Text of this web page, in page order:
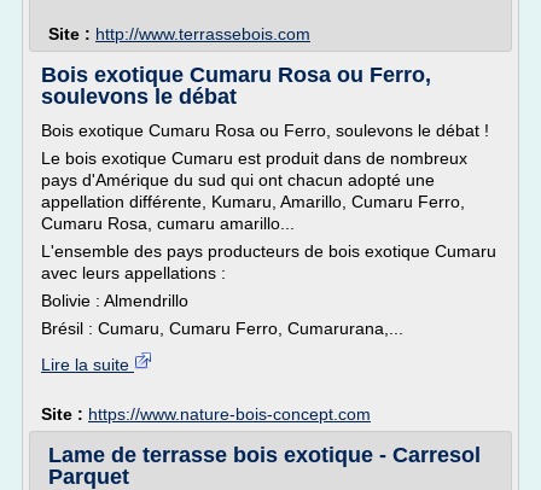
Site : http://www.terrassebois.com
Bois exotique Cumaru Rosa ou Ferro,
soulevons le débat
Bois exotique Cumaru Rosa ou Ferro, soulevons le débat !
Le bois exotique Cumaru est produit dans de nombreux
pays d'Amérique du sud qui ont chacun adopté une
appellation différente, Kumaru, Amarillo, Cumaru Ferro,
Cumaru Rosa, cumaru amarillo...
L'ensemble des pays producteurs de bois exotique Cumaru
avec leurs appellations :
Bolivie : Almendrillo
Brésil : Cumaru, Cumaru Ferro, Cumarurana,...
Lire la suite
Site : https://www.nature-bois-concept.com
Lame de terrasse bois exotique - Carresol
Parquet